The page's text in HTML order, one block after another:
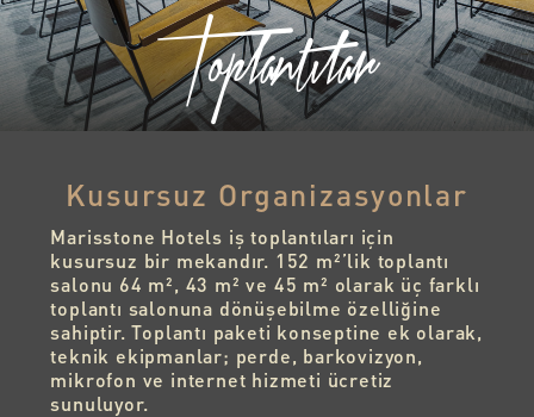
Toplantılar
Kusursuz
Kusursuz Organizasyonlar
Marisstone Hotels iş toplantıları için
kusursuz bir mekandır. 152 m²’lik toplantı
salonu 64 m², 43 m² ve 45 m² olarak üç farklı
toplantı salonuna dönüşebilme özelliğine
sahiptir. Toplantı paketi konseptine ek olarak,
teknik ekipmanlar; perde, barkovizyon,
mikrofon ve internet hizmeti ücretiz
sunuluyor.